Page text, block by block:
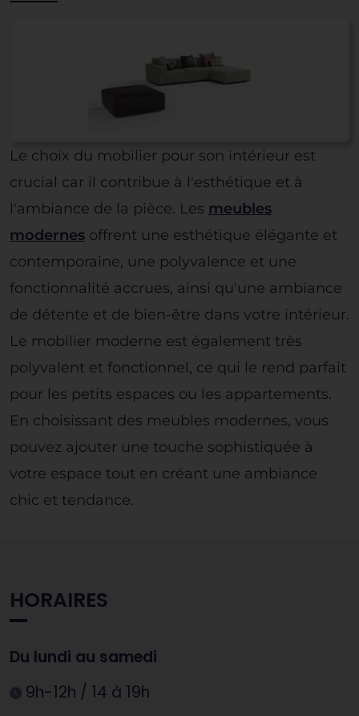
Le choix du mobilier pour son intérieur est
crucial car il contribue à l'esthétique et à
l'ambiance de la pièce. Les meubles
modernes offrent une esthétique élégante et
contemporaine, une polyvalence et une
fonctionnalité accrues, ainsi qu'une ambiance
de détente et de bien-être dans votre intérieur.
Le mobilier moderne est également très
polyvalent et fonctionnel, ce qui le rend parfait
pour les petits espaces ou les appartements.
En choisissant des meubles modernes, vous
pouvez ajouter une touche sophistiquée à
votre espace tout en créant une ambiance
chic et tendance.
HORAIRES
Du lundi au samedi
9h-12h / 14 à 19h